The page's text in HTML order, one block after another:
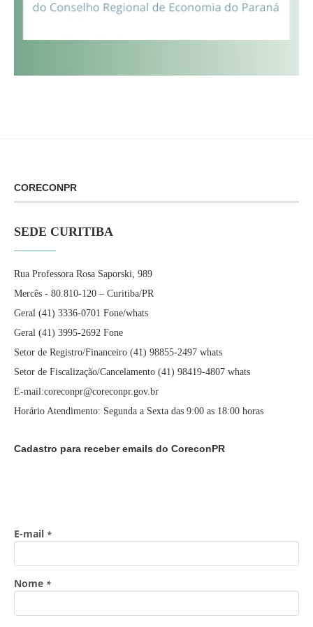
CORECONPR
SEDE CURITIBA
Rua Professora Rosa Saporski, 989
Mercês - 80.810-120 – Curitiba/PR
Geral (41) 3336-0701 Fone/whats
Geral (41) 3995-2692 Fone
Setor de Registro/Financeiro (41) 98855-2497 whats
Setor de Fiscalização/Cancelamento (41) 98419-4807 whats
E-mail:coreconpr@coreconpr.gov.br
Horário Atendimento: Segunda a Sexta das 9:00 as 18:00 horas
Cadastro para receber emails do CoreconPR